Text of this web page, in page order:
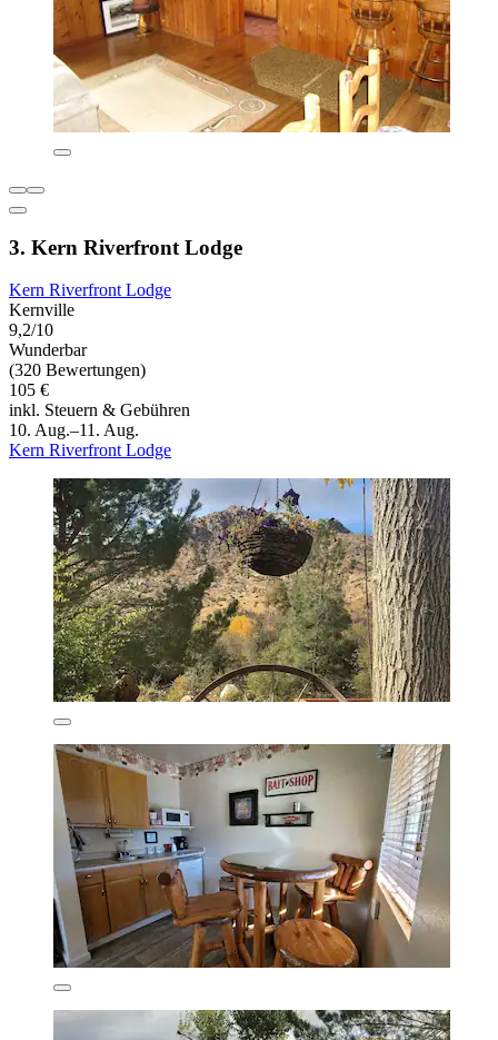
3. Kern Riverfront Lodge
Kern Riverfront Lodge
Kernville
9,2/10
Wunderbar
(320 Bewertungen)
105 €
inkl. Steuern & Gebühren
10. Aug.–11. Aug.
Kern Riverfront Lodge